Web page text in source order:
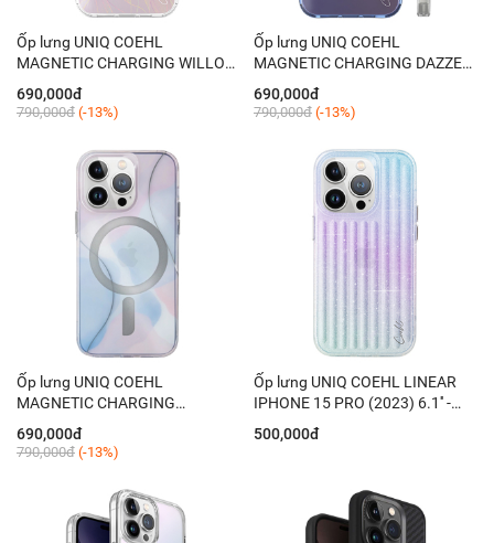
Ốp lưng UNIQ COEHL
MAGNETIC CHARGING WILLOW
IPHONE 15 PRO (2023) 6.1'' -
IRIDESCENT
690,000đ
790,000đ (-13%)
Ốp lưng UNIQ COEHL
MAGNETIC CHARGING DAZZE
IPHONE 15 PRO (2023) 6.1'' -
AZURE BLUE
690,000đ
790,000đ (-13%)
Ốp lưng UNIQ COEHL
MAGNETIC CHARGING
PALETTE IPHONE 15 PRO
(2023) 6.1'' - DUSK BLUE
690,000đ
790,000đ (-13%)
Ốp lưng UNIQ COEHL LINEAR
IPHONE 15 PRO (2023) 6.1'' -
STARDUST (STARDUST)
500,000đ